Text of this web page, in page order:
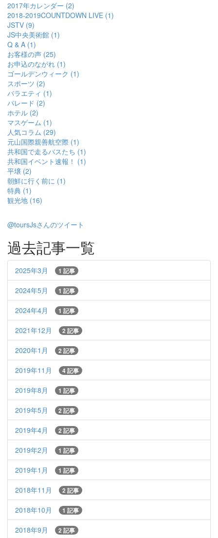
2017年カレンダー (2)
2018-2019COUNTDOWN LIVE (1)
JSTV (9)
JS中央美術館 (1)
Q & A (1)
お客様の声 (25)
お申込のながれ (1)
ゴールデンウィーク (1)
スポーツ (2)
バラエティ (1)
パレード (2)
ホテル (2)
マスゲーム (1)
人気コラム (29)
元山国際親善航空際 (1)
共和国で走るバスたち (1)
共和国イベント速報！ (1)
平壌 (2)
朝鮮に行く前に (1)
特典 (1)
観光地 (16)
@toursJsさんのツイート
過去記事一覧
2025年3月 1 記事
2024年5月 1 記事
2024年4月 1 記事
2021年12月 2 記事
2020年1月 2 記事
2019年11月 4 記事
2019年8月 1 記事
2019年5月 2 記事
2019年4月 2 記事
2019年2月 1 記事
2019年1月 1 記事
2018年11月 2 記事
2018年10月 1 記事
2018年9月 2 記事